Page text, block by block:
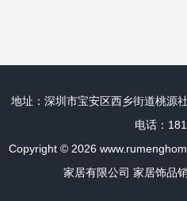
地址：深圳市宝安区西乡街道桃源
电话：
Copyright © 2026
家居有限公司 家居饰品